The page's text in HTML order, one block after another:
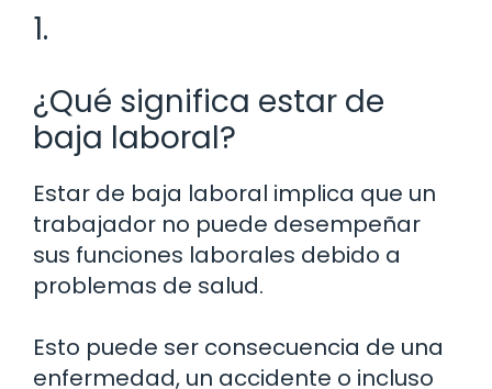
1.
¿Qué significa estar de
baja laboral?
Estar de baja laboral implica que un
trabajador no puede desempeñar
sus funciones laborales debido a
problemas de salud.
Esto puede ser consecuencia de una
enfermedad, un accidente o incluso